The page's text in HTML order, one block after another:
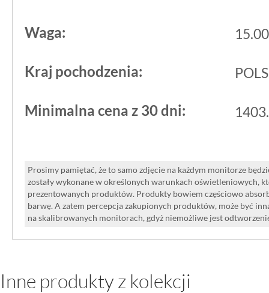
Waga:
Kraj pochodzenia:
Minimalna cena z 30 dni:
Prosimy pamiętać, że to samo zdjęcie na każdym monitorze
zostały wykonane w określonych warunkach oświetleniowych,
prezentowanych produktów. Produkty bowiem częściowo
barwę. A zatem percepcja zakupionych produktów, może być
na skalibrowanych monitorach, gdyż niemożliwe jest
Inne produkty z kolekcji